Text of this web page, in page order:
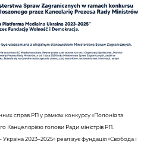
справ РП у рамках конкурсу «Полонія та
голови Ради міністрів РП.
2023–2025» реалізує фундація «Свобода і